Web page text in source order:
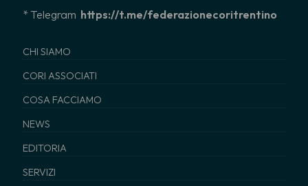
* Telegram https://t.me/federazionecoritrentino
CHI SIAMO
CORI ASSOCIATI
COSA FACCIAMO
NEWS
EDITORIA
SERVIZI